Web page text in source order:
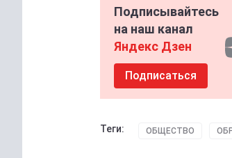
Подписывайтесь
на наш канал
Яндекс Дзен
Подписаться
Теги: ОБЩЕСТВО